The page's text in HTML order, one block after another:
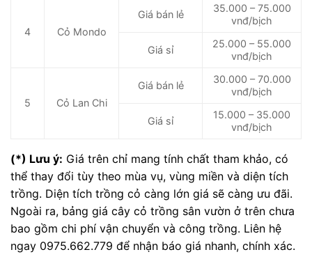
4 Cỏ Mondo
Giá bán lẻ
35.000 – 75.000
vnđ/bịch
Giá sỉ
25.000 – 55.000
vnđ/bịch
5 Cỏ Lan Chi
Giá bán lẻ
30.000 – 70.000
vnđ/bịch
Giá sỉ
15.000 – 35.000
vnđ/bịch
(*) Lưu ý: Giá trên chỉ mang tính chất tham khảo, có
thể thay đổi tùy theo mùa vụ, vùng miền và diện tích
trồng. Diện tích trồng cỏ càng lớn giá sẽ càng ưu đãi.
Ngoài ra, bảng giá cây cỏ trồng sân vườn ở trên chưa
bao gồm chi phí vận chuyển và công trồng. Liên hệ
ngay 0975.662.779 để nhận báo giá nhanh, chính xác.